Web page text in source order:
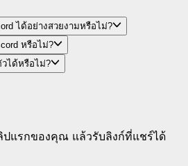
ได้อย่างสวยงามหรือไม่?
หรือไม่?
ได้หรือไม่?
แรกของคุณ แล้วรับลิงก์ที่แชร์ได้